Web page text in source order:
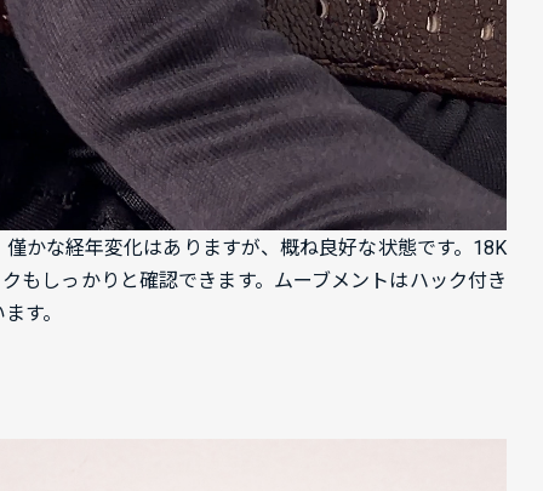
かな経年変化はありますが、概ね良好な状態です。18K
もしっかりと確認できます。ムーブメントはハック付き
す。